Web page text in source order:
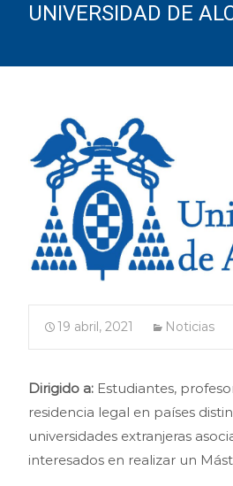
UNIVERSIDAD DE
19 abril, 2021 Noticias
Dirigido a: Estudiantes,
residencia legal en países
universidades extranjeras
interesados en realizar un